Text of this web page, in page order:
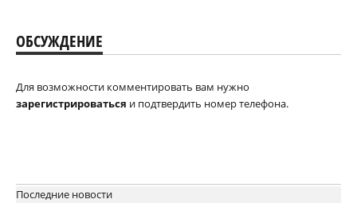
ОБСУЖДЕНИЕ
Для возможности комментировать вам нужно
зарегистрироваться и подтвердить номер телефона.
Последние новости